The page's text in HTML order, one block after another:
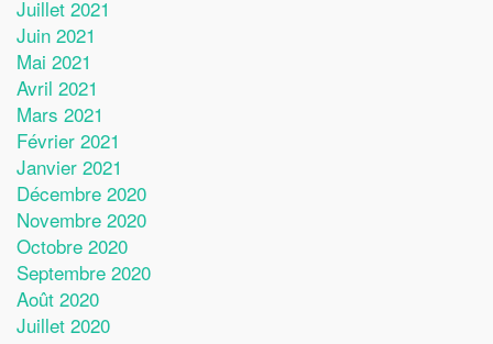
Juillet 2021
Juin 2021
Mai 2021
Avril 2021
Mars 2021
Février 2021
Janvier 2021
Décembre 2020
Novembre 2020
Octobre 2020
Septembre 2020
Août 2020
Juillet 2020